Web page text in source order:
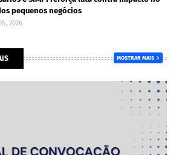
pequenos negócios
2026
MOSTRAR MAIS